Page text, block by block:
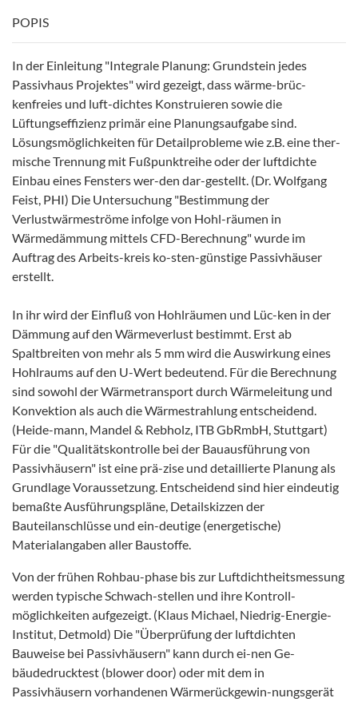
POPIS
In der Einleitung "Integrale Planung: Grundstein jedes
Passivhaus Projektes" wird gezeigt, dass wärme-brüc-
kenfreies und luft-dichtes Konstruieren sowie die
Lüftungseffizienz primär eine Planungsaufgabe sind.
Lösungsmöglichkeiten für Detailprobleme wie z.B. eine ther-
mische Trennung mit Fußpunktreihe oder der luftdichte
Einbau eines Fensters wer-den dar-gestellt. (Dr. Wolfgang
Feist, PHI) Die Untersuchung "Bestimmung der
Verlustwärmeströme infolge von Hohl-räumen in
Wärmedämmung mittels CFD-Berechnung" wurde im
Auftrag des Arbeits-kreis ko-sten-günstige Passivhäuser
erstellt.
In ihr wird der Einfluß von Hohlräumen und Lüc-ken in der
Dämmung auf den Wärmeverlust bestimmt. Erst ab
Spaltbreiten von mehr als 5 mm wird die Auswirkung eines
Hohlraums auf den U-Wert bedeutend. Für die Berechnung
sind sowohl der Wärmetransport durch Wärmeleitung und
Konvektion als auch die Wärmestrahlung entscheidend.
(Heide-mann, Mandel & Rebholz, ITB GbRmbH, Stuttgart)
Für die "Qualitätskontrolle bei der Bauausführung von
Passivhäusern" ist eine prä-zise und detaillierte Planung als
Grundlage Voraussetzung. Entscheidend sind hier eindeutig
bemaßte Ausführungspläne, Detailskizzen der
Bauteilanschlüsse und ein-deutige (energetische)
Materialangaben aller Baustoffe.
Von der frühen Rohbau-phase bis zur Luftdichtheitsmessung
werden typische Schwach-stellen und ihre Kontroll-
möglichkeiten aufgezeigt. (Klaus Michael, Niedrig-Energie-
Institut, Detmold) Die "Überprüfung der luftdichten
Bauweise bei Passivhäusern" kann durch ei-nen Ge-
bäudedrucktest (blower door) oder mit dem in
Passivhäusern vorhandenen Wärmerückgewin-nungsgerät